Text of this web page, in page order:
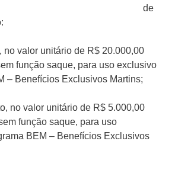
de
no valor unitário de R$ 20.000,00
função saque, para uso exclusivo
– Benefícios Exclusivos Martins;
no valor unitário de R$ 5.000,00
função saque, para uso
BEM – Benefícios Exclusivos